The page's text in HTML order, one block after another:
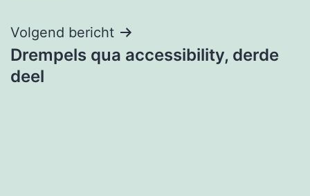
Volgend bericht
Drempels qua accessibility, derde
deel